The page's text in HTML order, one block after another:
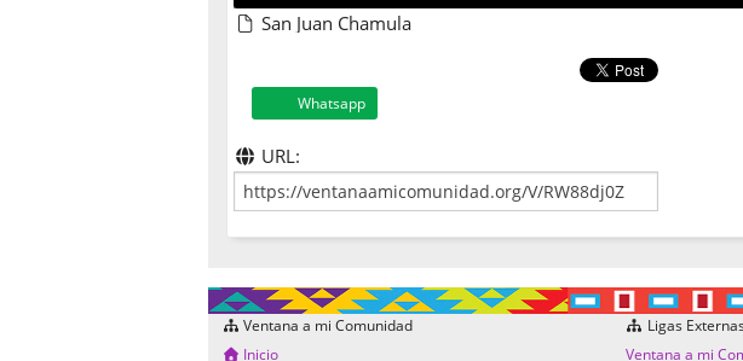
San Juan Chamula
Whatsapp
URL:
Ventana a mi Comunidad
Inicio
Ligas Externas
Ventana a mi